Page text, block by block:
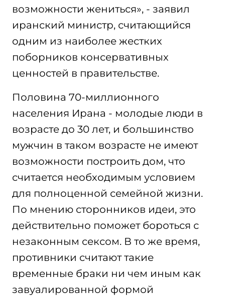
возможности жениться», - заявил
иранский министр, считающийся
одним из наиболее жестких
поборников консервативных
ценностей в правительстве.
Половина 70-миллионного
населения Ирана - молодые люди в
возрасте до 30 лет, и большинство
мужчин в таком возрасте не имеют
возможности построить дом, что
считается необходимым условием
для полноценной семейной жизни.
По мнению сторонников идеи, это
действительно поможет бороться с
незаконным сексом. В то же время,
противники считают такие
временные браки ни чем иным как
завуалированной формой